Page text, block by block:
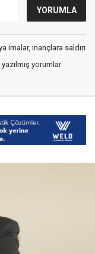
imalar, inançlara saldırı
yorumlar